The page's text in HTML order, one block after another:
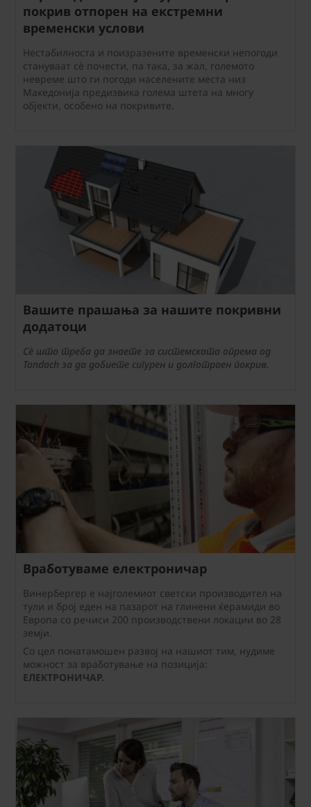
покрив отпорен на екстремни
временски услови
Нестабилноста и поизразените временски непогоди
стануваат сè почести, па така, за жал, големото
невреме што ги погоди населените места низ
Македонија предизвика голема штета на многу
објекти, особено на покривите.
Вашите прашања за нашите покривни
додатоци
Сè што треба да знаете за системската опрема од
Tondach за да добиете сигурен и долготраен покрив.
Вработуваме електроничар
Винербергер е најголемиот светски производител на
тули и број еден на пазарот на глинени ќерамиди во
Европа со речиси 200 производствени локации во 28
земји.
Со цел понатамошен развој на нашиот тим, нудиме
можност за вработување на позиција:
ЕЛЕКТРОНИЧАР.